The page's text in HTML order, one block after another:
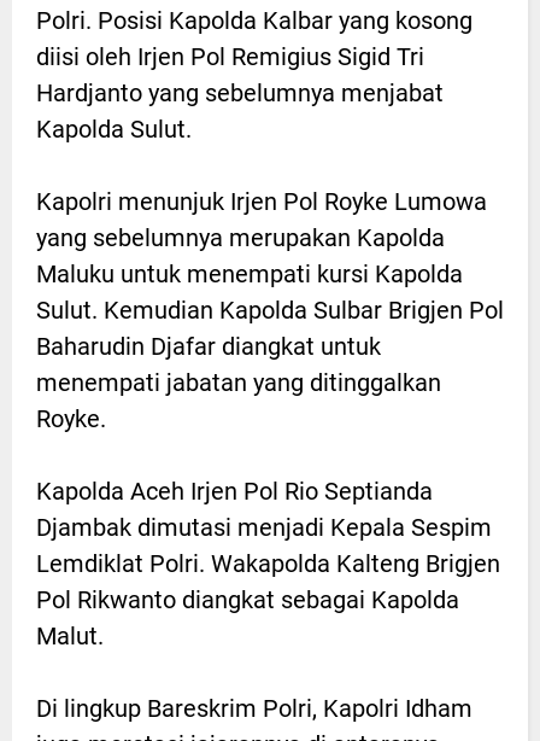
Polri. Posisi Kapolda Kalbar yang kosong
diisi oleh Irjen Pol Remigius Sigid Tri
Hardjanto yang sebelumnya menjabat
Kapolda Sulut.
Kapolri menunjuk Irjen Pol Royke Lumowa
yang sebelumnya merupakan Kapolda
Maluku untuk menempati kursi Kapolda
Sulut. Kemudian Kapolda Sulbar Brigjen Pol
Baharudin Djafar diangkat untuk
menempati jabatan yang ditinggalkan
Royke.
Kapolda Aceh Irjen Pol Rio Septianda
Djambak dimutasi menjadi Kepala Sespim
Lemdiklat Polri. Wakapolda Kalteng Brigjen
Pol Rikwanto diangkat sebagai Kapolda
Malut.
Di lingkup Bareskrim Polri, Kapolri Idham